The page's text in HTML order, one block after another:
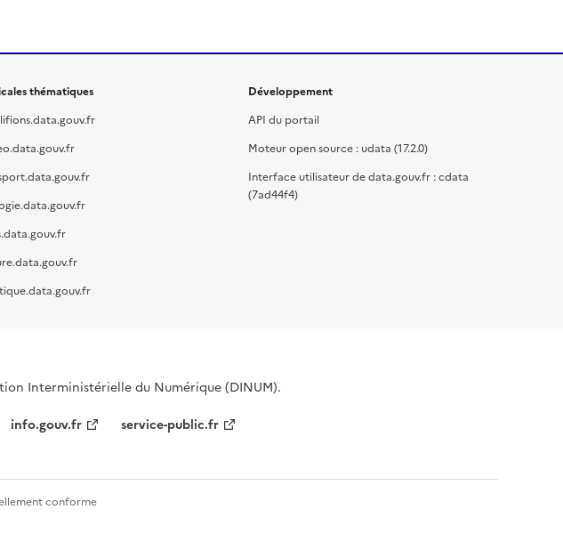
thématiques
Développement
API du portail
Moteur open source : udata (17.2.0)
Interface utilisateur de data.gouv.fr : cdata
(7ad44f4)
Interministérielle du Numérique (DINUM).
info.gouv.fr service-public.fr
conforme